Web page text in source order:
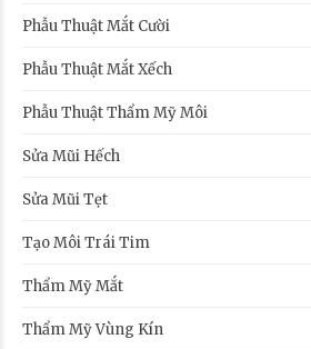
Phẫu Thuật Mắt Cười
Phẫu Thuật Mắt Xếch
Phẫu Thuật Thẩm Mỹ Môi
Sửa Mũi Hếch
Sửa Mũi Tẹt
Tạo Môi Trái Tim
Thẩm Mỹ Mắt
Thẩm Mỹ Vùng Kín